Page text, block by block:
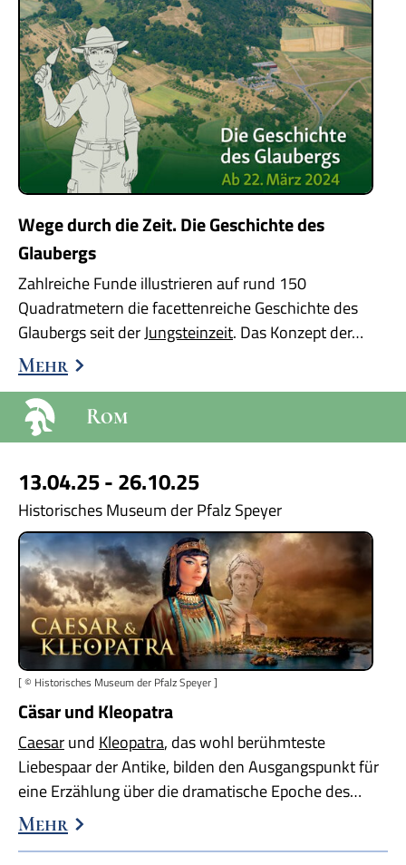
Wege durch die Zeit. Die Geschichte des
Glaubergs
Zahlreiche Funde illustrieren auf rund 150
Quadratmetern die facettenreiche Geschichte des
Glaubergs seit derJungsteinzeit. Das Konzept der…
Mehr
Rom
13.04.25 - 26.10.25
Historisches Museum der Pfalz Speyer
[ © Historisches Museum der Pfalz Speyer ]
Cäsar und Kleopatra
Caesarund Kleopatra, das wohl berühmteste
Liebespaar der Antike, bilden den Ausgangspunkt für
eine Erzählung über die dramatische Epoche des…
Mehr